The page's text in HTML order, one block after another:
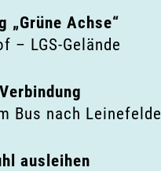
„Grüne Achse“
– LGS-Gelände
Bus nach Leinefelde
ausleihen